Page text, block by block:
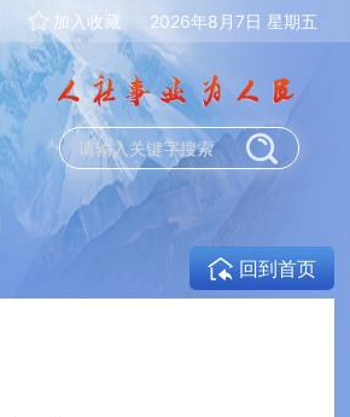
2026年8月7日 星期五
加入收藏
回到首页